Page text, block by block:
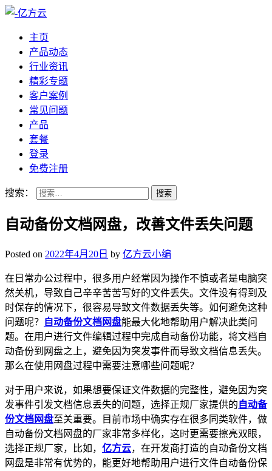
主页
产品动态
行业资讯
精彩专题
客户案例
常见问题
产品
套餐
登录
免费注册
搜索：
自动备份文档网盘，改善文件丢失问题
Posted on 2022年4月20日 by 亿方云小编
在日常办公过程中，很多用户经常因为操作不慎或者是电脑突
然关机，导致自己辛辛苦苦写好的文件丢失。文件没有得到及
时保存的情况下，很容易导致文件数据丢失等。如何避免这种
问题呢？
自动备份文档网盘能最大化地帮助用户解决此类问
题。在用户进行文件编辑过程中完成自动备份功能，将文档自
动备份到网盘之上，避免因为突发事件而导致文档信息丢失。
那么在使用网盘过程中需要注意哪些问题呢？
对于用户来说，如果想要保证文件数据的完整性，避免因为突
发事件引发文档信息丢失的问题，选择正规厂家提供的 自动备
份文档网盘至关重要。目前市场中确实存在很多同类软件，做
自动备份文档网盘的厂家非常多样化，这时更需要擦亮双眼，
选择正规厂家，比如， 亿方云，在开发商打造的自动备份文档
网盘是非常有优势的，能更好地帮助用户进行文件自动备份保